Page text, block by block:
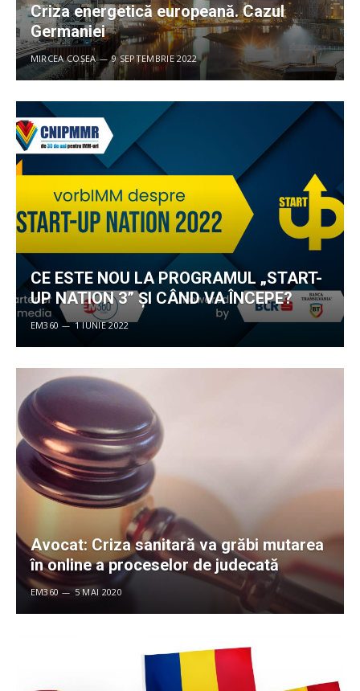
Criza energetică europeană. Cazul
Germaniei
MIRCEA COȘEA 9 SEPTEMBRIE 2022
CE ESTE NOU LA PROGRAMUL „START-
UP NATION 3” ȘI CÂND VA ÎNCEPE?
EM360 1 IUNIE 2022
Avocat: Criza sanitară va grăbi mutarea
în online a proceselor de judecată
EM360 5 MAI 2020